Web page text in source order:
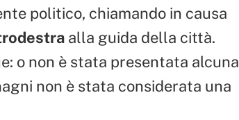
politico, chiamando in causa
alla guida della città.
o non è stata presentata alcuna
non è stata considerata una